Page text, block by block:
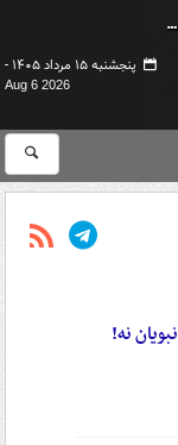
پنجشنبه ۱۵ مرداد ۱۴۰۵ -
Aug 6 2026
نه!